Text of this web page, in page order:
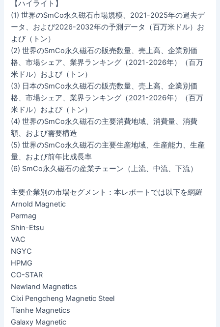
【ハイライト】
(1) 世界のSmCo永久磁石市場規模、2021-2025年の過去デ
ータ、および2026-2032年の予測データ（百万米ドル）お
よび（トン）
(2) 世界のSmCo永久磁石の販売数量、売上高、企業別価
格、市場シェア、業界ランキング（2021-2026年）（百万
米ドル）および（トン）
(3) 日本のSmCo永久磁石の販売数量、売上高、企業別価
格、市場シェア、業界ランキング（2021-2026年）（百万
米ドル）および（トン）
(4) 世界のSmCo永久磁石の主要消費地域、消費量、消費
額、および需要構造
(5) 世界のSmCo永久磁石の主要生産地域、生産能力、生産
量、および前年比成長率
(6) SmCo永久磁石の産業チェーン（上流、中流、下流）
主要企業別の市場セグメント：本レポートでは以下を網羅
Arnold Magnetic
Permag
Shin-Etsu
VAC
NGYC
HPMG
CO-STAR
Newland Magnetics
Cixi Pengcheng Magnetic Steel
Tianhe Magnetics
Galaxy Magnetic